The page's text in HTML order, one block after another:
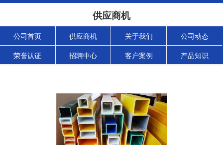
供应商机
公司首页 供应商机 关于我们 公司动态
荣誉认证 招聘中心 客户案例 产品知识